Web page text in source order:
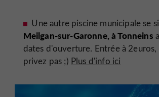
Une autre piscine municipale se
Meilgan-sur-Garonne, à Tonneins
dates d'ouverture. Entrée à 2euros,
privez pas ;) Plus d'info ici